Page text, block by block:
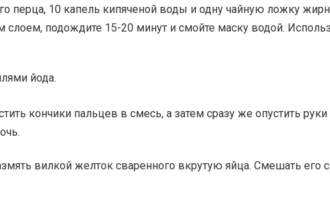
перца, 10 капель кипяченой воды и одну чайную ложку
слоем, подождите 15-20 минут и смойте маску водой.
йода.
кончики пальцев в смесь, а затем сразу же опустить
вилкой желток сваренного вкрутую яйца. Смешать